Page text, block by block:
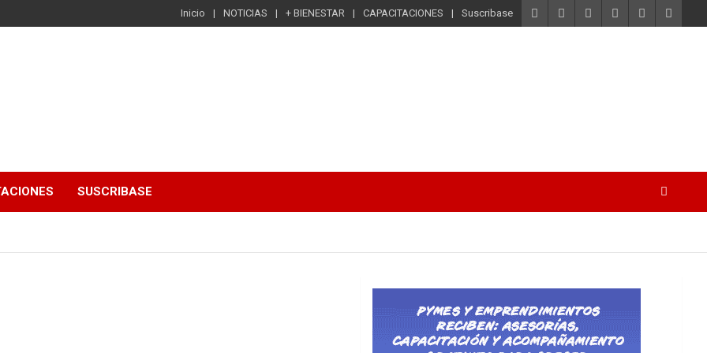
Inicio NOTICIAS + BIENESTAR CAPACITACIONES Suscribase
SUSCRIBASE